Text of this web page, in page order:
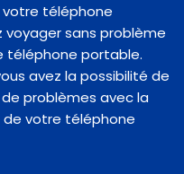
téléphone
sans problème
téléphone portable.
avez la possibilité de
problèmes avec la
votre téléphone